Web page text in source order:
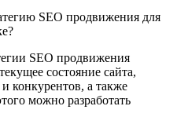
SEO продвижения для
SEO продвижения
состояние сайта,
конкурентов, а также
можно разработать